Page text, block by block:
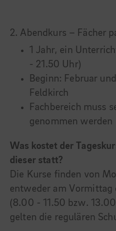
2. Abendkurs – Fächer
1 Jahr, ein
- 21.50 Uhr)
Beginn: Februar
Feldkirch
Fachbereich muss
genommen werden
Was kostet der
dieser statt?
Die Kurse finden von
entweder am Vormittag
(8.00 - 11.50 bzw.
gelten die regulären